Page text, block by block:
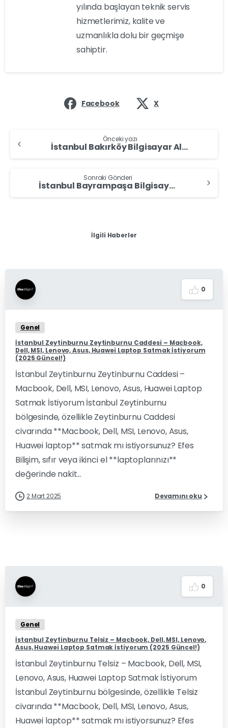
yılında başlayan teknik servis
hizmetlerimiz, kalite ve
uzmanlıkla dolu bir geçmişe
sahiptir.
Facebook X
Önceki yazı
İstanbul Bakırköy Bilgisayar Alan Yerler – Bilgisayar Sat
Sonraki Gönderi
İstanbul Bayrampaşa Bilgisayar Alan Yerler – Bilgisayar Sat
İlgili Haberler
0
Genel
İstanbul Zeytinburnu Zeytinburnu Caddesi – Macbook,
Dell, MSI, Lenovo, Asus, Huawei Laptop Satmak İstiyorum
(2025 Güncel!)
İstanbul Zeytinburnu Zeytinburnu Caddesi –
Macbook, Dell, MSI, Lenovo, Asus, Huawei Laptop
Satmak İstiyorum İstanbul Zeytinburnu
bölgesinde, özellikle Zeytinburnu Caddesi
civarında **Macbook, Dell, MSI, Lenovo, Asus,
Huawei laptop** satmak mı istiyorsunuz? Efes
Bilişim, sıfır veya ikinci el **laptoplarınızı**
değerinde nakit...
2 Mart 2025 Devamını oku
0
Genel
İstanbul Zeytinburnu Telsiz – Macbook, Dell, MSI, Lenovo,
Asus, Huawei Laptop Satmak İstiyorum (2025 Güncel!)
İstanbul Zeytinburnu Telsiz – Macbook, Dell, MSI,
Lenovo, Asus, Huawei Laptop Satmak İstiyorum
İstanbul Zeytinburnu bölgesinde, özellikle Telsiz
civarında **Macbook, Dell, MSI, Lenovo, Asus,
Huawei laptop** satmak mı istiyorsunuz? Efes